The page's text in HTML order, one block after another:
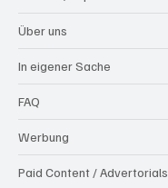
Über uns
In eigener Sache
FAQ
Werbung
Paid Content / Advertorials